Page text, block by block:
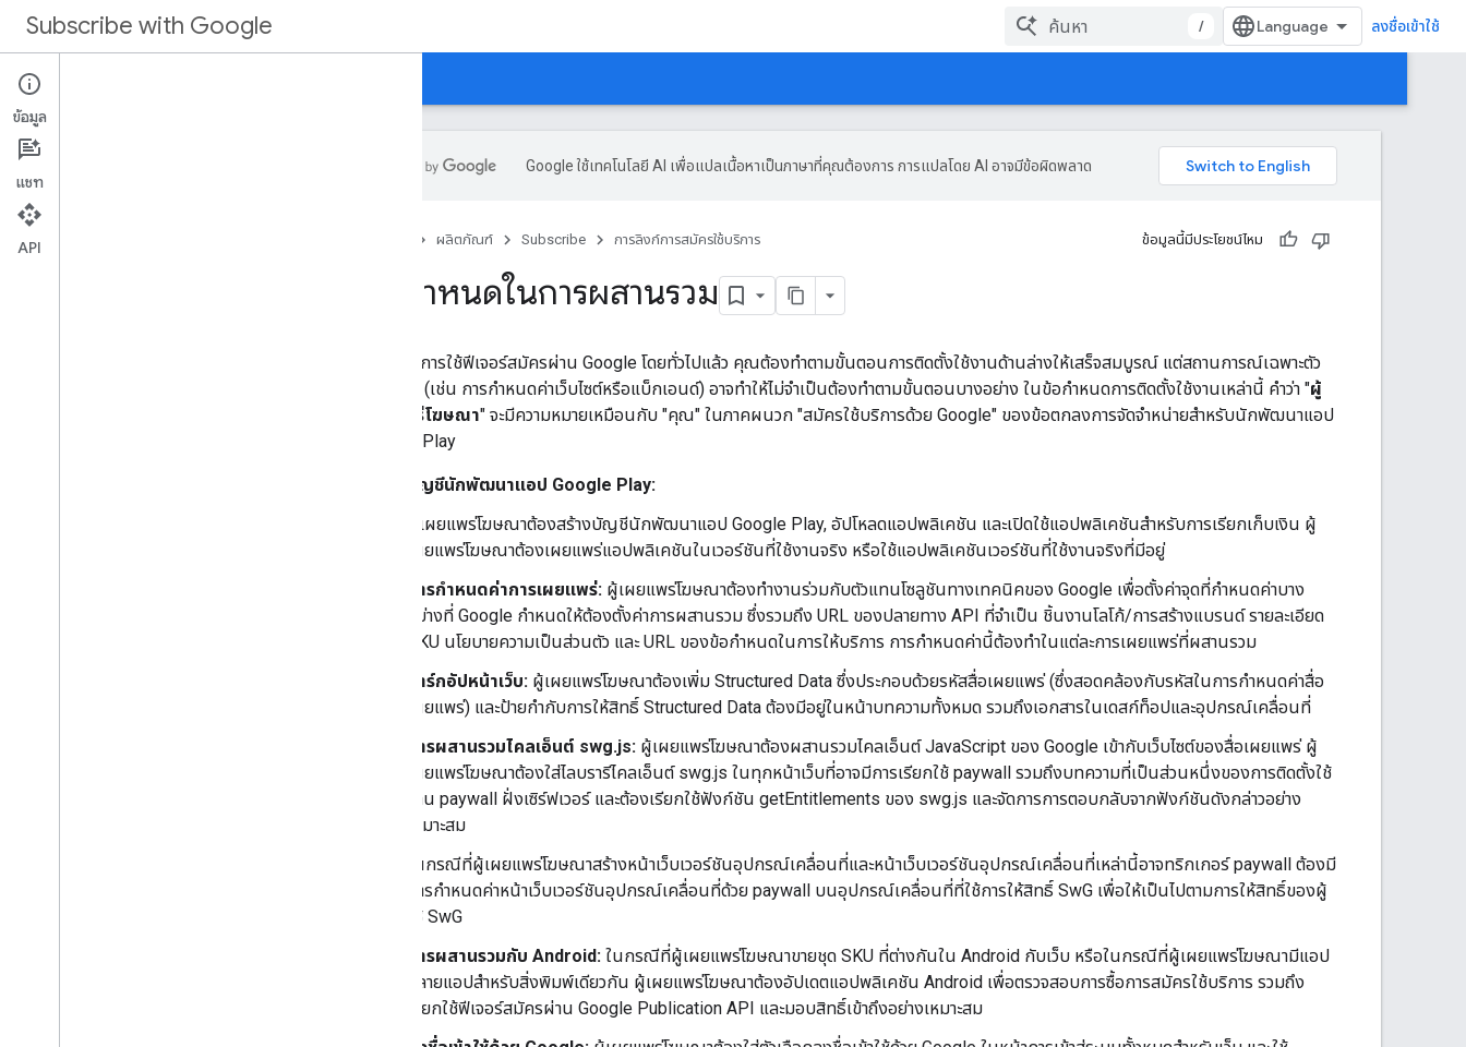
Subscribe with Google / ลงชื่อเข้าใช้
เริ่มใช้งาน
การลิงก์การสมัครใช้บริการคืออะไร
Google ใช้เทคโนโลยี AI เพื่อแปลเนื้อหาเป็นภาษาที่คุณต้องการ การแปลโดย AI อาจมีข้อผิดพลาด
ผลิตภัณฑ์ Subscribe การลิงก์การสมัครใช้บริการ ข้อมูลนี้มีประโยชน์ไหม
ข้อกำหนดในการผสานรวม
หากต้องการใช้ฟีเจอร์สมัครผ่าน Google โดยทั่วไปแล้ว คุณต้องทำตามขั้นตอนการติดตั้งใช้งานด้านล่างให้เสร็จสมบูรณ์ แต่สถานการณ์เฉพาะตัว
ของคุณ (เช่น การกำหนดค่าเว็บไซต์หรือแบ็กเอนด์) อาจทำให้ไม่จำเป็นต้องทำตามขั้นตอนบางอย่าง ในข้อกำหนดการติดตั้งใช้งานเหล่านี้ คําว่า "ผู้
เผยแพร่โฆษณา" จะมีความหมายเหมือนกับ "คุณ" ในภาคผนวก "สมัครใช้บริการด้วย Google" ของข้อตกลงการจัดจําหน่ายสําหรับนักพัฒนาแอป
Google Play
บัญชีนักพัฒนาแอป Google Play:
ผู้เผยแพร่โฆษณาต้องสร้างบัญชีนักพัฒนาแอป Google Play, อัปโหลดแอปพลิเคชัน และเปิดใช้แอปพลิเคชันสำหรับการเรียกเก็บเงิน ผู้
เผยแพร่โฆษณาต้องเผยแพร่แอปพลิเคชันในเวอร์ชันที่ใช้งานจริง หรือใช้แอปพลิเคชันเวอร์ชันที่ใช้งานจริงที่มีอยู่
การกําหนดค่าการเผยแพร่: ผู้เผยแพร่โฆษณาต้องทํางานร่วมกับตัวแทนโซลูชันทางเทคนิคของ Google เพื่อตั้งค่าจุดที่กําหนดค่าบาง
อย่างที่ Google กำหนดให้ต้องตั้งค่าการผสานรวม ซึ่งรวมถึง URL ของปลายทาง API ที่จำเป็น ชิ้นงานโลโก้/การสร้างแบรนด์ รายละเอียด
SKU นโยบายความเป็นส่วนตัว และ URL ของข้อกำหนดในการให้บริการ การกําหนดค่านี้ต้องทําในแต่ละการเผยแพร่ที่ผสานรวม
มาร์กอัปหน้าเว็บ: ผู้เผยแพร่โฆษณาต้องเพิ่ม Structured Data ซึ่งประกอบด้วยรหัสสื่อเผยแพร่ (ซึ่งสอดคล้องกับรหัสในการกําหนดค่าสื่อ
เผยแพร่) และป้ายกํากับการให้สิทธิ์ Structured Data ต้องมีอยู่ในหน้าบทความทั้งหมด รวมถึงเอกสารในเดสก์ท็อปและอุปกรณ์เคลื่อนที่
การผสานรวมไคลเอ็นต์ swg.js: ผู้เผยแพร่โฆษณาต้องผสานรวมไคลเอ็นต์ JavaScript ของ Google เข้ากับเว็บไซต์ของสื่อเผยแพร่ ผู้
เผยแพร่โฆษณาต้องใส่ไลบรารีไคลเอ็นต์ swg.js ในทุกหน้าเว็บที่อาจมีการเรียกใช้ paywall รวมถึงบทความที่เป็นส่วนหนึ่งของการติดตั้งใช้
งาน paywall ฝั่งเซิร์ฟเวอร์ และต้องเรียกใช้ฟังก์ชัน getEntitlements ของ swg.js และจัดการการตอบกลับจากฟังก์ชันดังกล่าวอย่าง
เหมาะสม
ในกรณีที่ผู้เผยแพร่โฆษณาสร้างหน้าเว็บเวอร์ชันอุปกรณ์เคลื่อนที่และหน้าเว็บเวอร์ชันอุปกรณ์เคลื่อนที่เหล่านี้อาจทริกเกอร์ paywall ต้องมี
การกำหนดค่าหน้าเว็บเวอร์ชันอุปกรณ์เคลื่อนที่ด้วย paywall บนอุปกรณ์เคลื่อนที่ที่ใช้การให้สิทธิ์ SwG เพื่อให้เป็นไปตามการให้สิทธิ์ของผู้
ใช้ SwG
การผสานรวมกับ Android: ในกรณีที่ผู้เผยแพร่โฆษณาขายชุด SKU ที่ต่างกันใน Android กับเว็บ หรือในกรณีที่ผู้เผยแพร่โฆษณามีแอป
หลายแอปสำหรับสิ่งพิมพ์เดียวกัน ผู้เผยแพร่โฆษณาต้องอัปเดตแอปพลิเคชัน Android เพื่อตรวจสอบการซื้อการสมัครใช้บริการ รวมถึง
เรียกใช้ฟีเจอร์สมัครผ่าน Google Publication API และมอบสิทธิ์เข้าถึงอย่างเหมาะสม
ข้อมูล
แชท
API